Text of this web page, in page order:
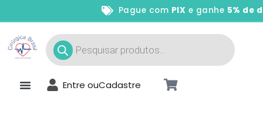
Pague comPIXe ganhe5% de
Entre ouCadastre